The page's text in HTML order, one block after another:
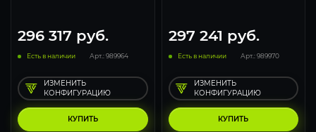
296 317 руб.
Есть в наличии Арт.: 989964
КУПИТЬ
ИЗМЕНИТЬ
КОНФИГУРАЦИЮ
297 241 руб.
Есть в наличии Арт.: 989970
КУПИТЬ
ИЗМЕНИТЬ
КОНФИГУРАЦИЮ